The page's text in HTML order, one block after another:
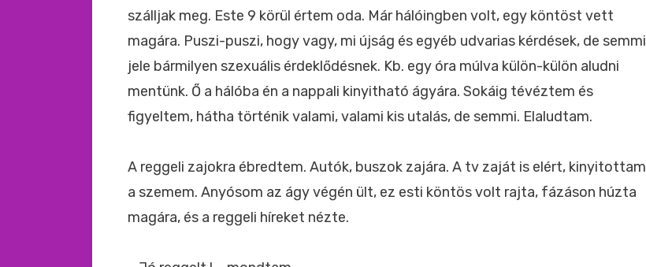
szálljak meg. Este 9 körül értem oda. Már hálóingben volt, egy köntöst vett
magára. Puszi-puszi, hogy vagy, mi újság és egyéb udvarias kérdések, de semmi
jele bármilyen szexuális érdeklődésnek. Kb. egy óra múlva külön-külön aludni
mentünk. Ő a hálóba én a nappali kinyitható ágyára. Sokáig tévéztem és
figyeltem, hátha történik valami, valami kis utalás, de semmi. Elaludtam.
A reggeli zajokra ébredtem. Autók, buszok zajára. A tv zaját is elért, kinyitottam
a szemem. Anyósom az ágy végén ült, ez esti köntös volt rajta, fázáson húzta
magára, és a reggeli híreket nézte.